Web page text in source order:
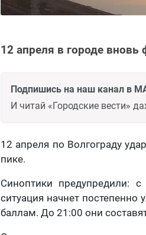
12 апреля в городе вновь
Подпишись на наш канал в
И читай «Городские вести»
12 апреля по Волгограду
пике.
Синоптики предупредили:
ситуация начнет
баллам. До 21:00 они